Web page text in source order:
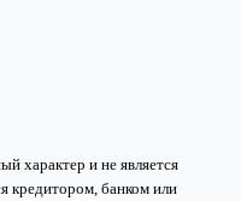
характер и не является
кредитором, банком или